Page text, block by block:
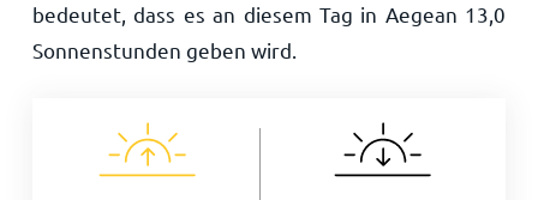
bedeutet, dass es an diesem Tag in Aegean 13,0
Sonnenstunden geben wird.